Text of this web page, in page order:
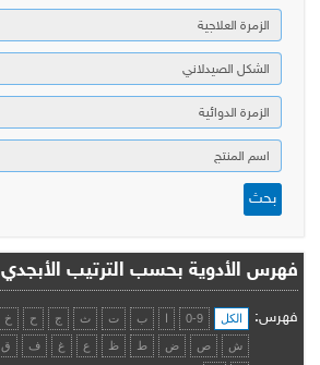
فهرس الأدوية بحسب الترتيب الأبجدي
فهرس: الكل 0-9 ا ب ت ث ج ح خ
ش ص ض ط ظ ع غ ف ق